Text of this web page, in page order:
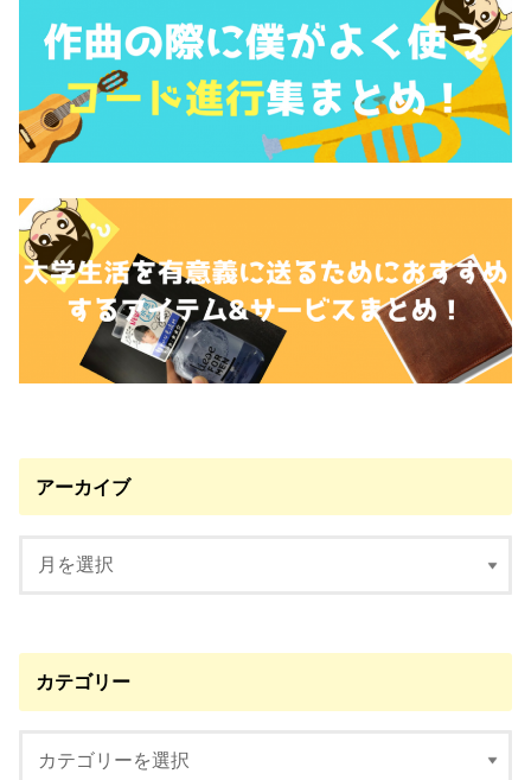
アーカイブ
カテゴリー